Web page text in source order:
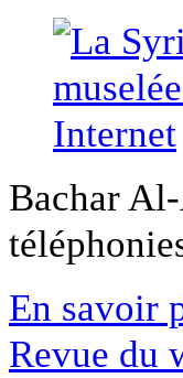
Bachar
En savoir
Revue du